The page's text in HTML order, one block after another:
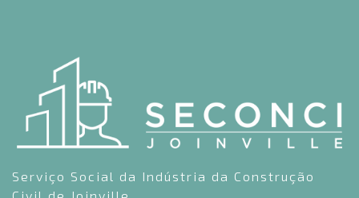
Serviço Social da Indústria da Construção